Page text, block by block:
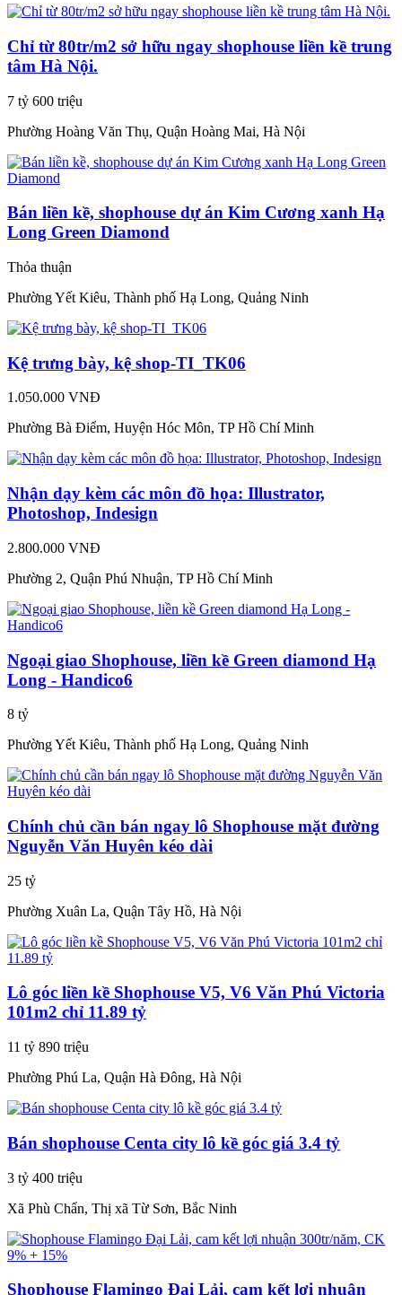
Chỉ từ 80tr/m2 sở hữu ngay shophouse liền kề trung
tâm Hà Nội.
7 tỷ 600 triệu
Phường Hoàng Văn Thụ, Quận Hoàng Mai, Hà Nội
Bán liền kề, shophouse dự án Kim Cương xanh Hạ
Long Green Diamond
Thỏa thuận
Phường Yết Kiêu, Thành phố Hạ Long, Quảng Ninh
Kệ trưng bày, kệ shop-TI_TK06
1.050.000 VNĐ
Phường Bà Điểm, Huyện Hóc Môn, TP Hồ Chí Minh
Nhận dạy kèm các môn đồ họa: Illustrator,
Photoshop, Indesign
2.800.000 VNĐ
Phường 2, Quận Phú Nhuận, TP Hồ Chí Minh
Ngoại giao Shophouse, liền kề Green diamond Hạ
Long - Handico6
8 tỷ
Phường Yết Kiêu, Thành phố Hạ Long, Quảng Ninh
Chính chủ cần bán ngay lô Shophouse mặt đường
Nguyễn Văn Huyên kéo dài
25 tỷ
Phường Xuân La, Quận Tây Hồ, Hà Nội
Lô góc liền kề Shophouse V5, V6 Văn Phú Victoria
101m2 chỉ 11.89 tỷ
11 tỷ 890 triệu
Phường Phú La, Quận Hà Đông, Hà Nội
Bán shophouse Centa city lô kề góc giá 3.4 tỷ
3 tỷ 400 triệu
Xã Phù Chẩn, Thị xã Từ Sơn, Bắc Ninh
Shophouse Flamingo Đại Lải, cam kết lợi nhuận